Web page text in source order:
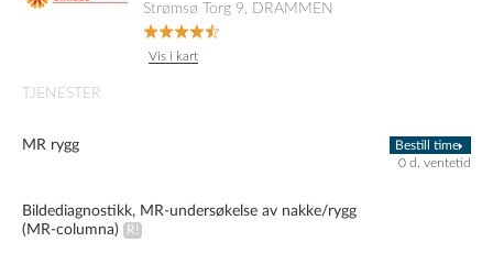
Strømsø Torg 9, DRAMMEN
Vis i kart
TJENESTER
MR rygg
Bestill time
0 d. ventetid
Bildediagnostikk, MR-undersøkelse av nakke/rygg
(MR-columna)